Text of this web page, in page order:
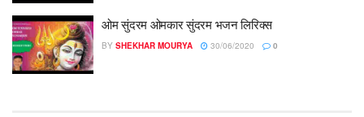
ओम सुंदरम ओमकार सुंदरम भजन लिरिक्स
BY SHEKHAR MOURYA 30/06/2020 0